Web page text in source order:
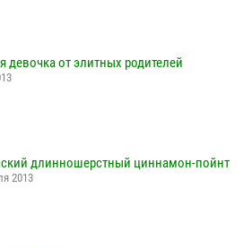
девочка от элитных родителей
длинношерстный циннамон-пойнт
2013